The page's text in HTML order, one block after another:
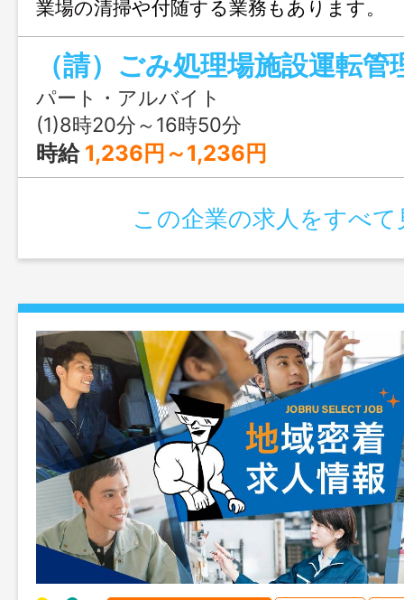
業場の清掃や付随する業務もあります
は、丁寧に指導します。 ＊未経験者可
後に仕事内容を詳しく説明します。 ＊
性なし
パート・アルバイト
(1)8時20分～16時50分
時給 1,236円～1,236円
この企業の求人をすべて